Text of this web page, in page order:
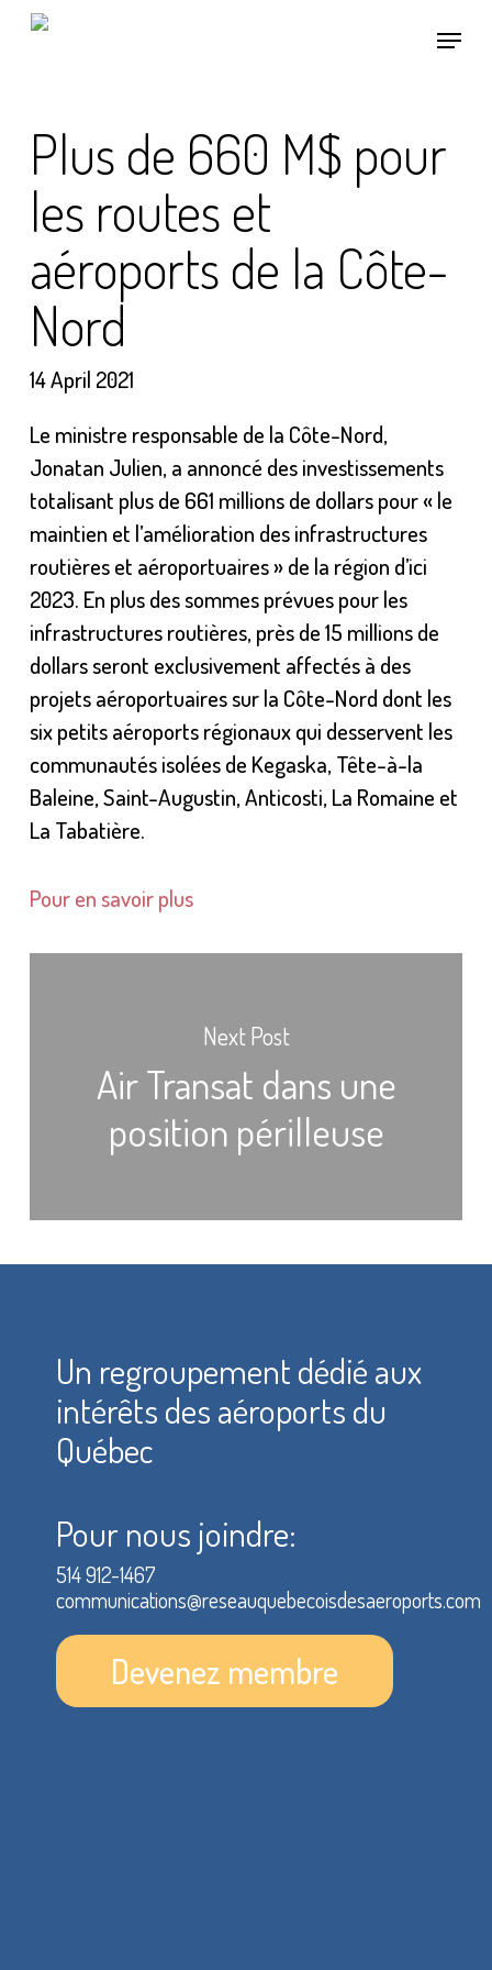
Skip
Menu
Plus de 660 M$ pour
les routes et
aéroports de la Côte-
Nord
14 April 2021
Le ministre responsable de la Côte-Nord,
Jonatan Julien, a annoncé des investissements
totalisant plus de 661 millions de dollars pour « le
maintien et l’amélioration des infrastructures
routières et aéroportuaires » de la région d’ici
2023. En plus des sommes prévues pour les
infrastructures routières, près de 15 millions de
dollars seront exclusivement affectés à des
projets aéroportuaires sur la Côte-Nord dont les
six petits aéroports régionaux qui desservent les
communautés isolées de Kegaska, Tête-à-la
Baleine, Saint-Augustin, Anticosti, La Romaine et
La Tabatière.
Pour en savoir plus
Next Post
Air Transat dans une
position périlleuse
Un regroupement dédié aux
intérêts des aéroports du
Québec
Pour nous joindre:
514 912-1467
communications@reseauquebecoisdesaeroports.com
Devenez membre